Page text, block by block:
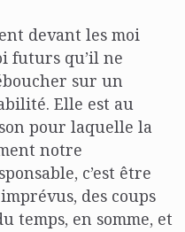
devant les moi
futurs qu’il ne
sur un
Elle est au
pour laquelle la
notre
c’est être
des coups
temps, en somme, et